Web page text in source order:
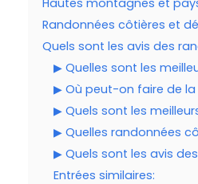
Randonnées côtières et
Quels sont les avis des
▶ Quelles sont les
▶ Où peut-on faire de la
▶ Quels sont les
▶ Quelles randonnées
▶ Quels sont les avis
Entrées similaires: